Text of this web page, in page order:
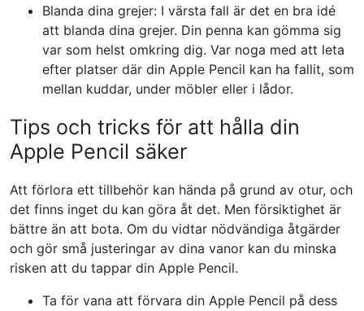
Blanda dina grejer: I värsta fall är det en bra idé
att blanda dina grejer. Din penna kan gömma sig
var som helst omkring dig. Var noga med att leta
efter platser där din Apple Pencil kan ha fallit, som
mellan kuddar, under möbler eller i lådor.
Tips och tricks för att hålla din
Apple Pencil säker
Att förlora ett tillbehör kan hända på grund av otur, och
det finns inget du kan göra åt det. Men försiktighet är
bättre än att bota. Om du vidtar nödvändiga åtgärder
och gör små justeringar av dina vanor kan du minska
risken att du tappar din Apple Pencil.
Ta för vana att förvara din Apple Pencil på dess